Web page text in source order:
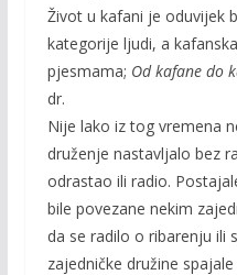
Život u kafani je oduvijek
kategorije ljudi, a
pjesmama; Od kafane do
dr.
Nije lako iz tog vremena
druženje nastavljalo bez
odrastao ili radio.
bile povezane nekim
da se radilo o ribarenju ili
zajedničke družine